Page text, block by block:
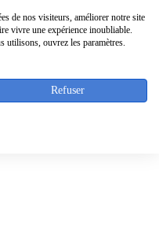
de nos visiteurs, améliorer notre site
vivre une expérience inoubliable.
ouvrez les paramètres.
Refuser